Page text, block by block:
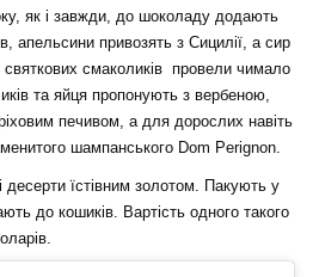
як і завжди, до шоколаду додають
апельсини привозять з Сицилії, а сир
смаколиків провели чимало
та яйця пропонують з вербеною,
печивом, а для дорослих навіть
шампанського Dom Perignon.
десерти їстівним золотом. Пакують у
до кошиків. Вартість одного такого